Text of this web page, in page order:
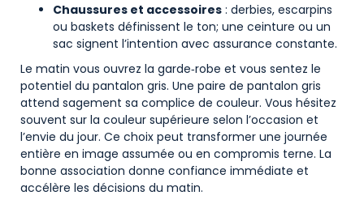
Chaussures et accessoires : derbies, escarpins
ou baskets définissent le ton; une ceinture ou un
sac signent l’intention avec assurance constante.
Le matin vous ouvrez la garde‑robe et vous sentez le
potentiel du pantalon gris. Une paire de pantalon gris
attend sagement sa complice de couleur. Vous hésitez
souvent sur la couleur supérieure selon l’occasion et
l’envie du jour. Ce choix peut transformer une journée
entière en image assumée ou en compromis terne. La
bonne association donne confiance immédiate et
accélère les décisions du matin.